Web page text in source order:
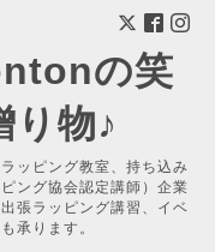
の笑
り物♪
ッピング教室、持ち込み
ング協会認定講師）企業
張ラッピング講習、イベ
承ります。